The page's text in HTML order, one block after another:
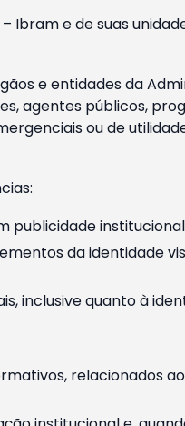
Ibram e de suas
e entidades da
agentes públicos,
ou de
da identidade
inclusive quanto à
relacionados